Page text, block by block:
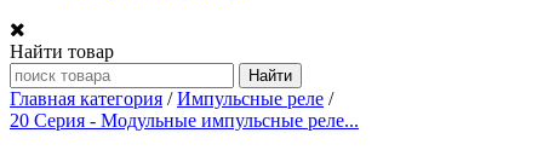
Найти товар
Главная категория / Импульсные реле /
20 Серия - Модульные импульсные реле...